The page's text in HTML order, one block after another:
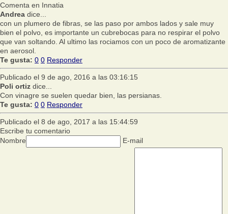
Comenta en Innatia
Andrea dice...
con un plumero de fibras, se las paso por ambos lados y sale muy
bien el polvo, es importante un cubrebocas para no respirar el polvo
que van soltando. Al ultimo las rociamos con un poco de aromatizante
en aerosol.
Te gusta: 0 0 Responder
Publicado el 9 de ago, 2016 a las 03:16:15
Poli ortiz dice...
Con vinagre se suelen quedar bien, las persianas.
Te gusta: 0 0 Responder
Publicado el 8 de ago, 2017 a las 15:44:59
Escribe tu comentario
Nombre
E-mail